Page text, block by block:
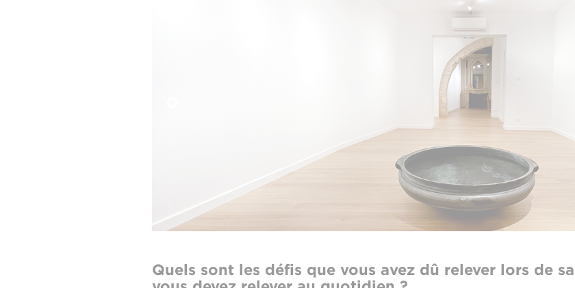
Quels sont les défis que vous avez dû relever lors de